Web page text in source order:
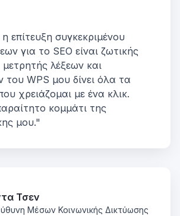
επίτευξη συγκεκριμένου
για το SEO είναι ζωτικής
λέξεων και
WPS μου δίνει όλα τα
χρειάζομαι με ένα κλικ.
κομμάτι της
μου."
Τσεν
Μέσων Κοινωνικής Δικτύωσης